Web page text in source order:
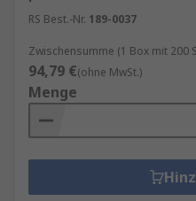
RS Best.-Nr. 189-0037
Zwischensumme (1 Box mit 200
94,79 €(ohne MwSt.)
Menge